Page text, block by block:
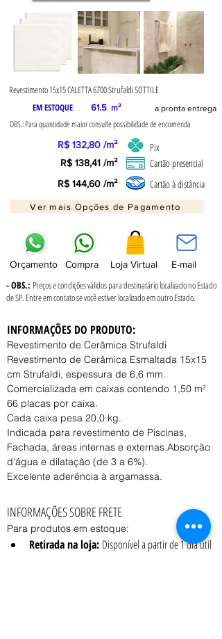
Revestimento 15x15 CALETTA 6700 Strufaldi SOTTILE
EM ESTOQUE 61.5 m² a pronta entrega
OBS.: Para quantidade maior consulte possibilidade de encomenda
R$ 132,80 /m²
R$ 138,41 /m²
Pix
Cartão presencial
R$ 144,60 /m² Cartão à distância
Ver mais Opções de Pagamento
Orçamento Compra Loja Virtual E-mail
- OBS.: Preços e condições válidos para destinatário localizado no Estado
de SP. Entre em contato se você estiver localizado em outro Estado.
INFORMAÇÕES DO PRODUTO:
Revestimento de Cerãmica Strufaldi
Revestimento de Cerâmica Esmaltada 15x15
cm Strufaldi, espessura de 6,6 mm.
Comercializada em caixas contendo 1,50 m²
66 placas por caixa.
Cada caixa pesa 20,0 kg.
Indicada para revestimento de Piscinas,
Fachada, áreas internas e externas.Absorção
d'água e dilatação (de 3 a 6%).
Excelente aderência à argamassa.
INFORMAÇÕES SOBRE FRETE
Para produtos em estoque:
Retirada na loja: Disponível a partir de 1 dia útil